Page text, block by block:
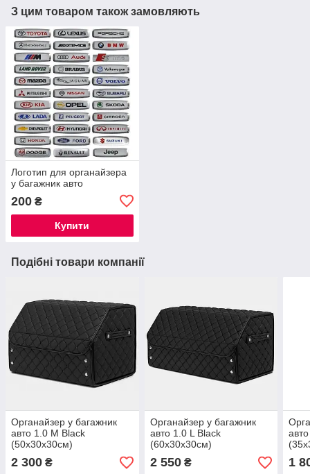
З цим товаром також замовляють
Логотип для органайзера
у багажник авто
200 ₴
Купити
Подібні товари компанії
Органайзер у багажник
авто 1.0 M Black
(50x30x30см)
2 300 ₴
Органайзер у багажник
авто 1.0 L Black
(60x30x30см)
2 550₴ 1